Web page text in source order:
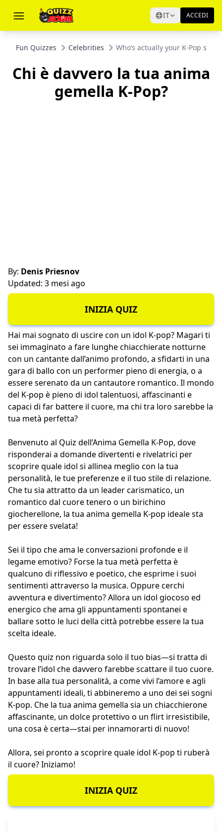
IT ACCEDI
Fun Quizzes Celebrities Who’s actually your K-Pop
Chi è davvero la tua anima
gemella K-Pop?
By: Denis Priesnov
Updated: 3 mesi ago
INIZIA QUIZ
Hai mai sognato di uscire con un idol K-pop? Magari ti
sei immaginato a fare lunghe chiacchierate notturne
con un cantante dall’animo profondo, a sfidarti in una
gara di ballo con un performer pieno di energia, o a
essere serenato da un cantautore romantico. Il mondo
del K-pop è pieno di idol talentuosi, affascinanti e
capaci di far battere il cuore, ma chi tra loro sarebbe la
tua metà perfetta?
Benvenuto al Quiz dell’Anima Gemella K-Pop, dove
risponderai a domande divertenti e rivelatrici per
scoprire quale idol si allinea meglio con la tua
personalità, le tue preferenze e il tuo stile di relazione.
Che tu sia attratto da un leader carismatico, un
romantico dal cuore tenero o un birichino
giocherellone, la tua anima gemella K-pop ideale sta
per essere svelata!
Sei il tipo che ama le conversazioni profonde e il
legame emotivo? Forse la tua metà perfetta è
qualcuno di riflessivo e poetico, che esprime i suoi
sentimenti attraverso la musica. Oppure cerchi
avventura e divertimento? Allora un idol giocoso ed
energico che ama gli appuntamenti spontanei e
ballare sotto le luci della città potrebbe essere la tua
scelta ideale.
Questo quiz non riguarda solo il tuo bias—si tratta di
trovare l’idol che davvero farebbe scattare il tuo cuore.
In base alla tua personalità, a come vivi l’amore e agli
appuntamenti ideali, ti abbineremo a uno dei sei sogni
K-pop. Che la tua anima gemella sia un chiacchierone
affascinante, un dolce protettivo o un flirt irresistibile,
una cosa è certa—stai per innamorarti di nuovo!
Allora, sei pronto a scoprire quale idol K-pop ti ruberà
il cuore? Iniziamo!
INIZIA QUIZ